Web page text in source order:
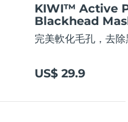
KIWI™ Active
Blackhead
完美軟化毛孔，去
US$ 29.9